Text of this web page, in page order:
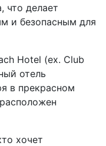
что делает
и безопасным для
Hotel (ex. Club
отель
в прекрасном
хочет